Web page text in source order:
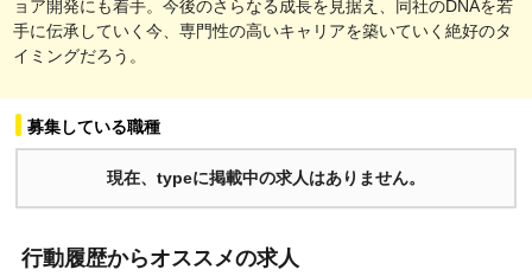
ョア開発にも着手。今後のさらなる成長を見据え、同社のDNAを若
手に伝承していく今、専門性の高いキャリアを築いていく絶好のタ
イミングだろう。
募集している職種
現在、typeに掲載中の求人はありません。
行動履歴からオススメの求人